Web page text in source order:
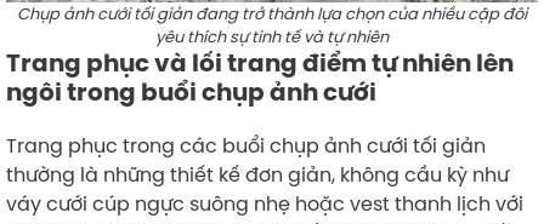
Chụp ảnh cưới tối giản đang trở thành lựa chọn của nhiều cặp đôi
yêu thích sự tinh tế và tự nhiên
Trang phục và lối trang điểm tự nhiên lên
ngôi trong buổi chụp ảnh cưới
Trang phục trong các buổi chụp ảnh cưới tối giản
thường là những thiết kế đơn giản, không cầu kỳ như
váy cưới cúp ngực suông nhẹ hoặc vest thanh lịch với